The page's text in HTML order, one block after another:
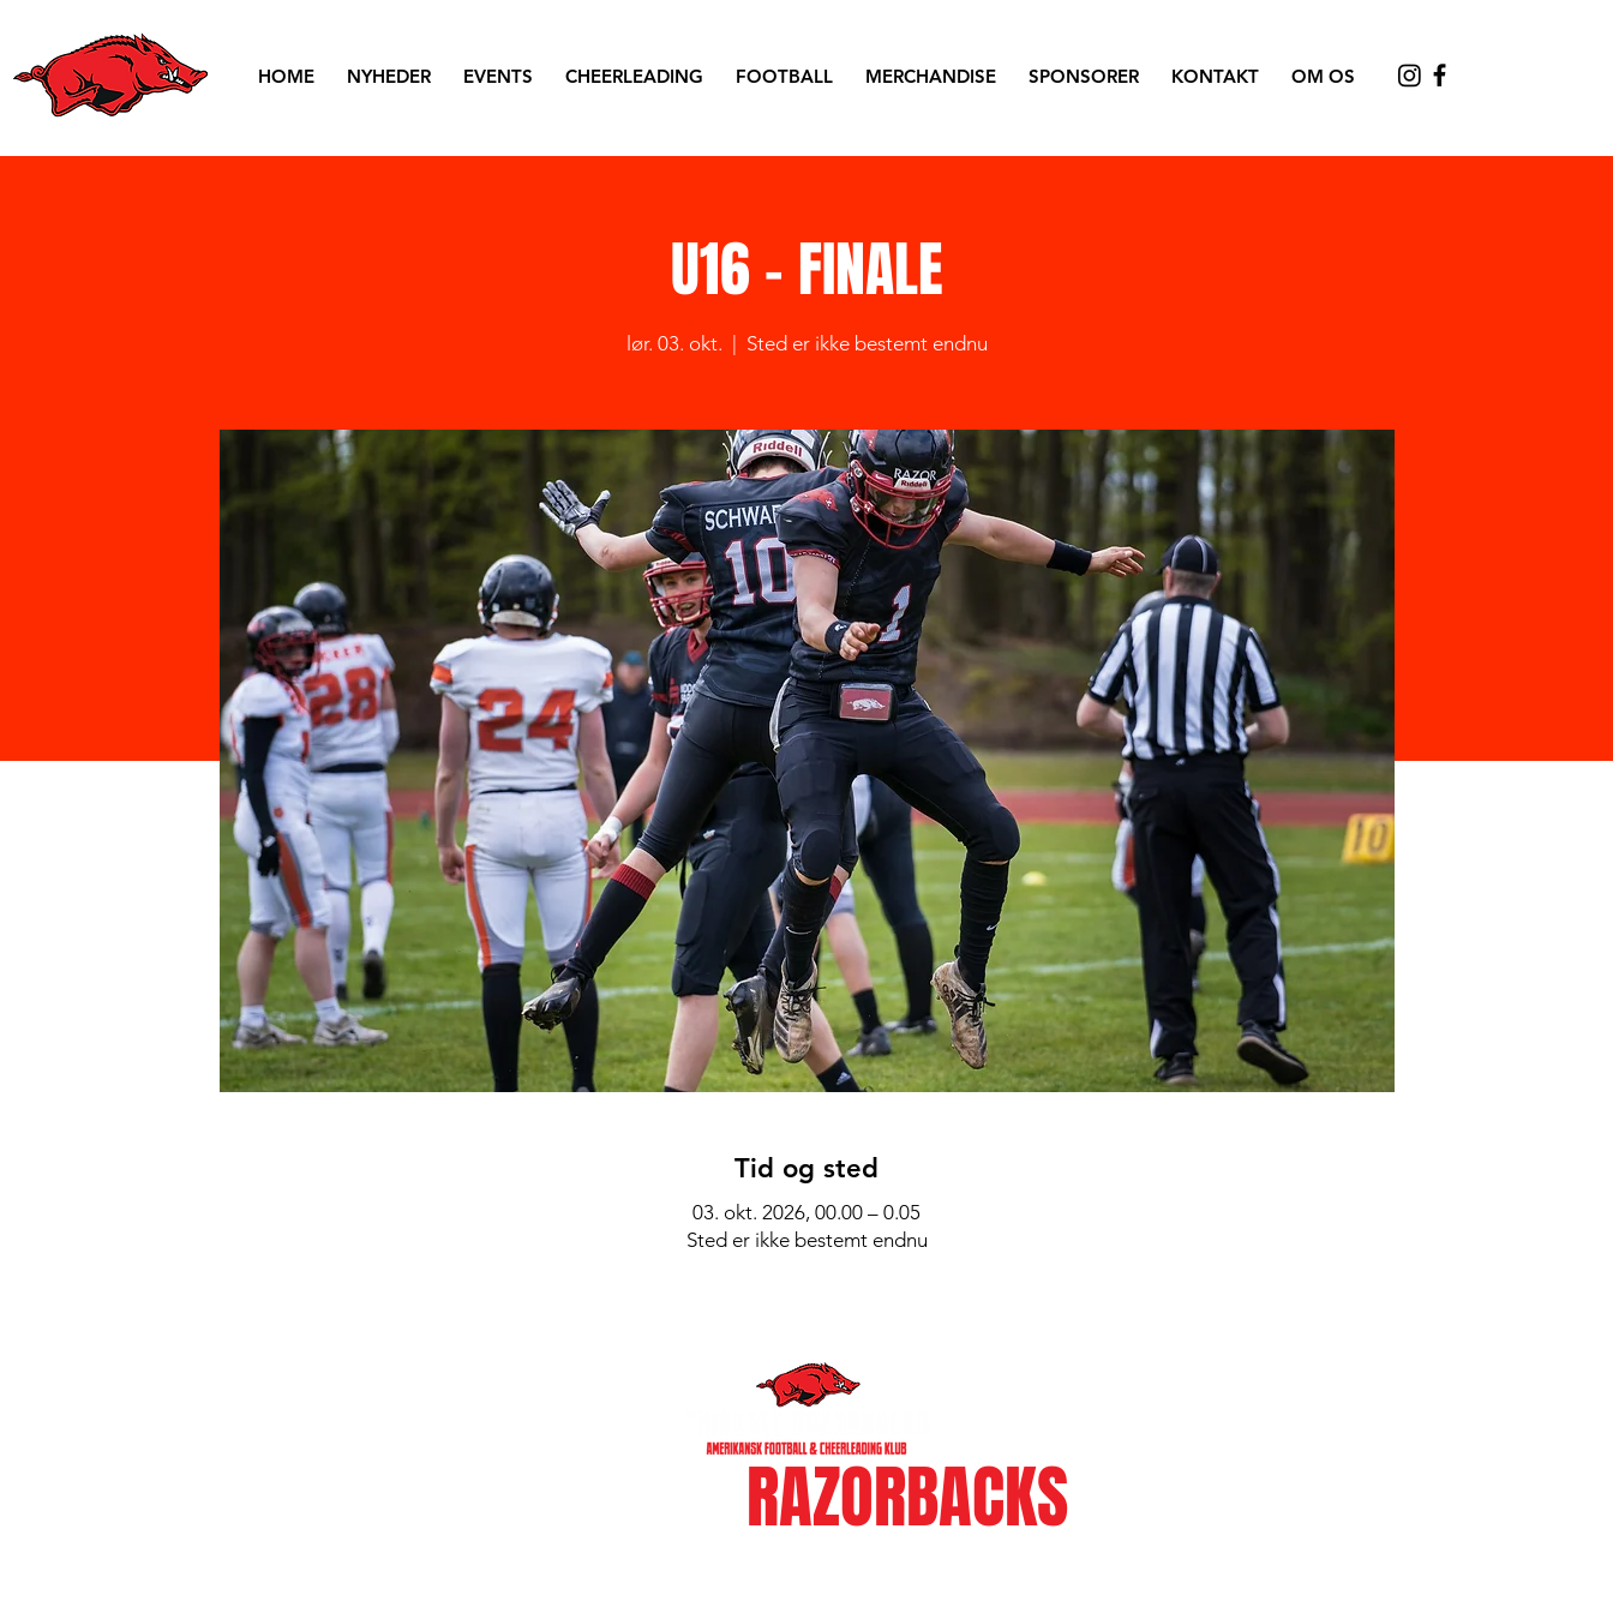
HOME NYHEDER EVENTS CHEERLEADING FOOTBALL MERCHANDISE SPONSORER KONTAKT OM OS
U16 - FINALE
lør. 03. okt. Sted er ikke bestemt endnu
Tid og sted
03. okt. 2026, 00.00 – 0.05
Sted er ikke bestemt endnu
RAZORBACKS